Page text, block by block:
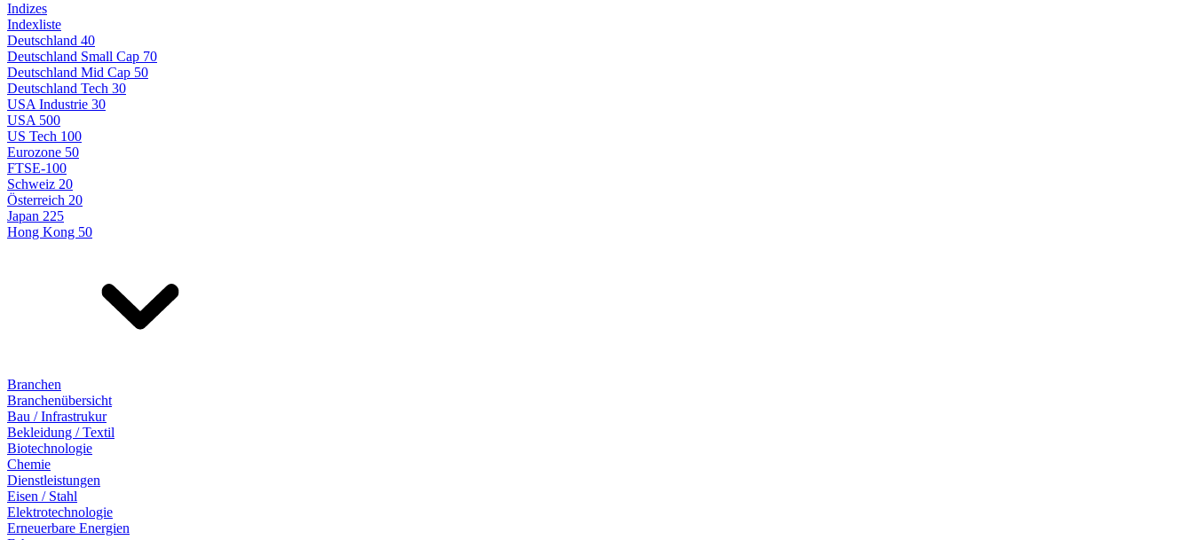
Indizes
Indexliste
Deutschland 40
Deutschland Small Cap 70
Deutschland Mid Cap 50
Deutschland Tech 30
USA Industrie 30
USA 500
US Tech 100
Eurozone 50
FTSE-100
Schweiz 20
Österreich 20
Japan 225
Hong Kong 50
Branchen
Branchenübersicht
Bau / Infrastrukur
Bekleidung / Textil
Biotechnologie
Chemie
Dienstleistungen
Eisen / Stahl
Elektrotechnologie
Erneuerbare Energien